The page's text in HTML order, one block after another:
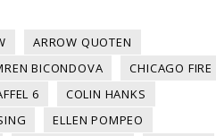
ARROW QUOTEN
BICONDOVA
CHICAGO FIRE
6
COLIN HANKS
ELLEN POMPEO